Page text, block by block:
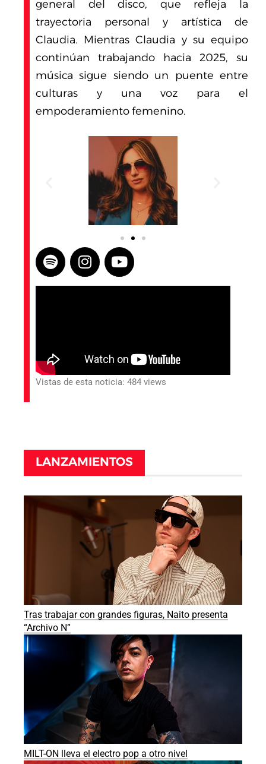
general del disco, que refleja la
trayectoria personal y artística de
Claudia. Mientras Claudia y su equipo
continúan trabajando hacia 2025, su
música sigue siendo un puente entre
culturas y una voz para el
empoderamiento femenino.
Vistas de esta noticia: 484 views
LANZAMIENTOS
Tras trabajar con grandes figuras, Naito presenta
“Archivo N”
MILT-ON lleva el electro pop a otro nivel